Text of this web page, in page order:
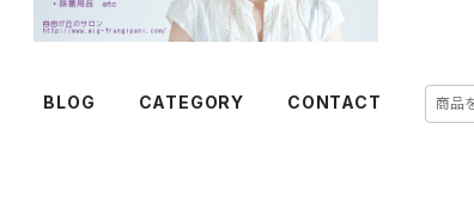
BLOG CATEGORY CONTACT